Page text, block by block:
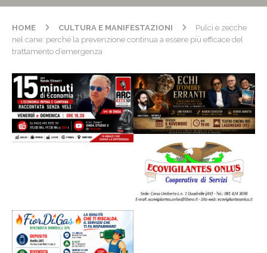
HOME CULTURA E MANIFESTAZIONI
Pulci e zecche
nel cane: perché la prevenzione continua a essere più efficace del
trattamento d’emergenza